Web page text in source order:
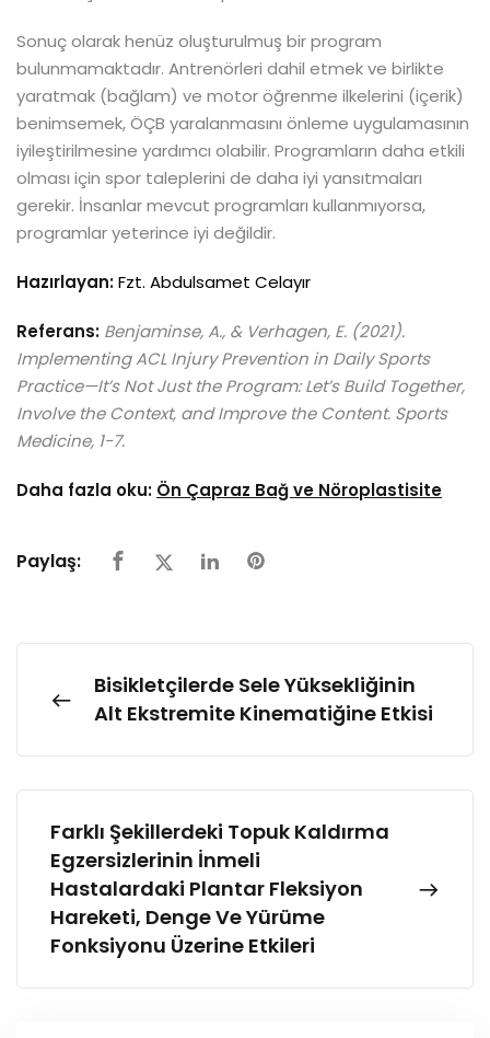
Sonuç olarak henüz oluşturulmuş bir program
bulunmamaktadır. Antrenörleri dahil etmek ve birlikte
yaratmak (bağlam) ve motor öğrenme ilkelerini (içerik)
benimsemek, ÖÇB yaralanmasını önleme uygulamasının
iyileştirilmesine yardımcı olabilir. Programların daha etkili
olması için spor taleplerini de daha iyi yansıtmaları
gerekir. İnsanlar mevcut programları kullanmıyorsa,
programlar yeterince iyi değildir.
Hazırlayan:Fzt. Abdulsamet Celayır
Referans: Benjaminse, A., & Verhagen, E. (2021).
Implementing ACL Injury Prevention in Daily Sports
Practice—It’s Not Just the Program: Let’s Build Together,
Involve the Context, and Improve the Content. Sports
Medicine, 1-7.
Daha fazla oku: Ön Çapraz Bağ ve Nöroplastisite
Paylaş:
Bisikletçilerde Sele Yüksekliğinin
Alt Ekstremite Kinematiğine Etkisi
Farklı Şekillerdeki Topuk Kaldırma
Egzersizlerinin İnmeli
Hastalardaki Plantar Fleksiyon
Hareketi, Denge Ve Yürüme
Fonksiyonu Üzerine Etkileri